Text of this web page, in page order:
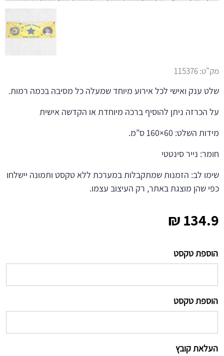
134.9
₪
הוספת טקסט
הוספת טקסט
העלאת קובץ
מק"ט:115376
שלט ענק ואישי לכל אירוע מיוחד שמעלה כל מסיבה בכמה רמות.
על הכרזה ניתן להוסיף ברכה מיוחדת או הקדשה אישית
מידות השלט: 60×160 ס”מ.
חומר: נייר סינטטי
שימו לב: הזמנות שמתקבלות במערכת ללא טקסט ותמונה יישלחו
כפי שהן מוצגת באתר, רק העיצוב עצמו.